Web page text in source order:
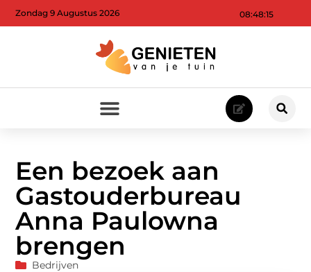
08:48:16
Zondag 9 Augustus 2026
Een bezoek aan
Gastouderbureau
Anna Paulowna
brengen
Bedrijven